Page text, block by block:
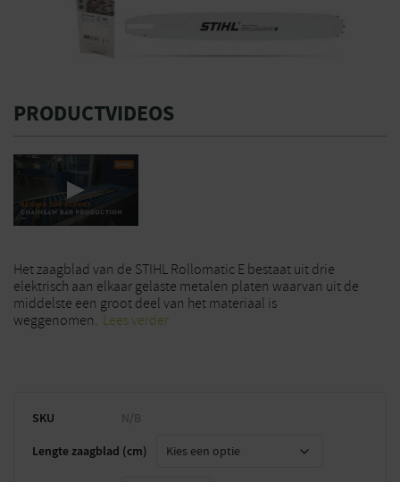
PRODUCTVIDEOS
Het zaagblad van de STIHL Rollomatic E bestaat uit drie
elektrisch aan elkaar gelaste metalen platen waarvan uit de
middelste een groot deel van het materiaal is
weggenomen. Lees verder
SKU N/B
Lengte zaagblad (cm)